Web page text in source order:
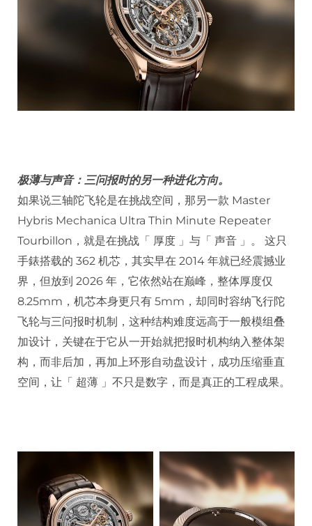
极薄与声音：三问报时的另一种进化方向。
如果说三轴陀飞轮是在挑战空间，那另一款 Master
Hybris Mechanica Ultra Thin Minute Repeater
Tourbillon，就是在挑战「 厚度 」与「 声音 」。 这只
手錶搭载的 362 机芯，其实早在 2014 年就已经震撼业
界，但放到 2026 年，它依然站在巅峰，整体厚度仅
8.25mm，机芯本身更只有 5mm，却同时容纳飞行陀
飞轮与三问报时机制，这种结构难度远高于一般模组叠
加设计，关键在于它从一开始就把报时机构纳入整体架
构，而非后加，再加上环形自动盘设计，成功压缩垂直
空间，让「 超薄 」不只是数字，而是真正的工程成果。